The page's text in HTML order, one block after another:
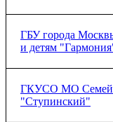
ГБУ города
и детям
ГКУСО МО
"Ступинский"